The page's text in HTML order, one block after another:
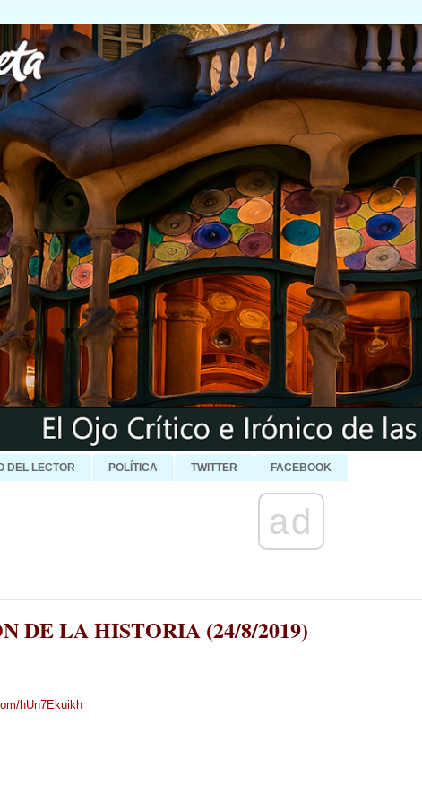
DEL LECTOR POLÍTICA TWITTER FACEBOOK
ad
DE LA HISTORIA (24/8/2019)
hUn7Ekuikh